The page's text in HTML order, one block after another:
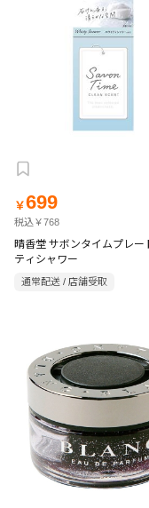
￥699
税込￥768
晴香堂 サボンタイムプレー
ティシャワー
通常配送 / 店舗受取